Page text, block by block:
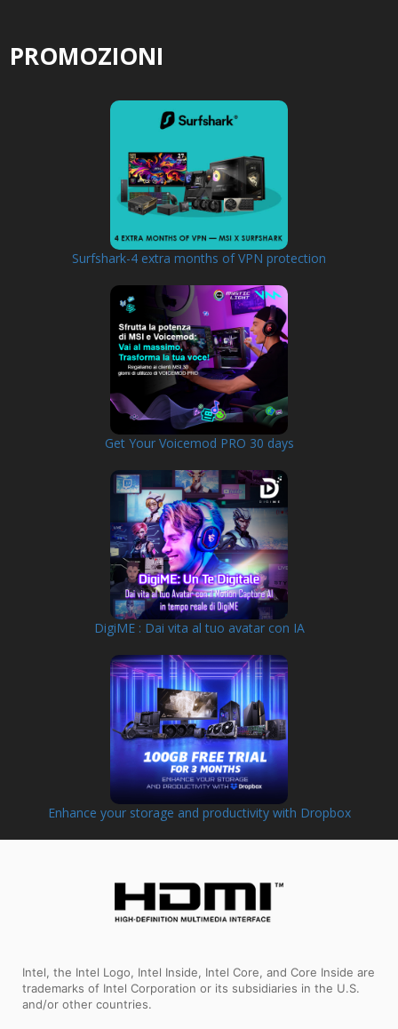
PROMOZIONI
Surfshark-4 extra months of VPN protection
Get Your Voicemod PRO 30 days
DigiME : Dai vita al tuo avatar con IA
Enhance your storage and productivity with Dropbox
Intel, the Intel Logo, Intel Inside, Intel Core, and Core Inside are
trademarks of Intel Corporation or its subsidiaries in the U.S.
and/or other countries.